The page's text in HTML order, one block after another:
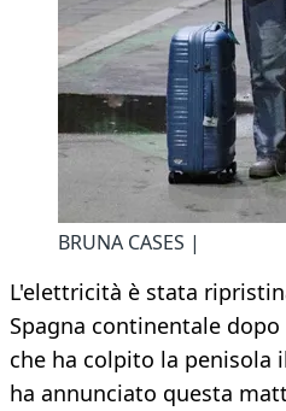
BRUNA CASES |
L'elettricità è stata
Spagna continentale
che ha colpito la penisola
ha annunciato questa